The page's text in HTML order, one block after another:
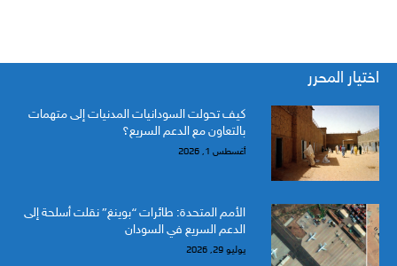
اختيار المحرر
كيف تحولت السودانيات المدنيات إلى متهمات
بالتعاون مع الدعم السريع؟
أغسطس 1, 2026
الأمم المتحدة: طائرات “بوينغ” نقلت أسلحة إلى
الدعم السريع في السودان
يوليو 29, 2026